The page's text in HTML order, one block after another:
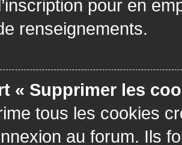
pour en
renseignements.
« Supprimer les
tous les cookies
au forum. Ils